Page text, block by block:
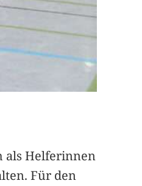
als Helferinnen
Für den